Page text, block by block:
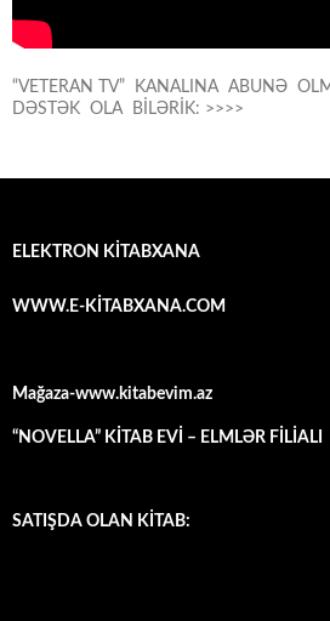
“VETERAN TV” KANALINA ABUNƏ
DƏSTƏK OLA BİLƏRİK: >>>>
ELEKTRON KİTABXANA
WWW.E-KİTABXANA.COM
Mağaza-www.kitabevim.az
“NOVELLA” KİTAB EVİ – ELMLƏR FİLİALI
SATIŞDA OLAN KİTAB: